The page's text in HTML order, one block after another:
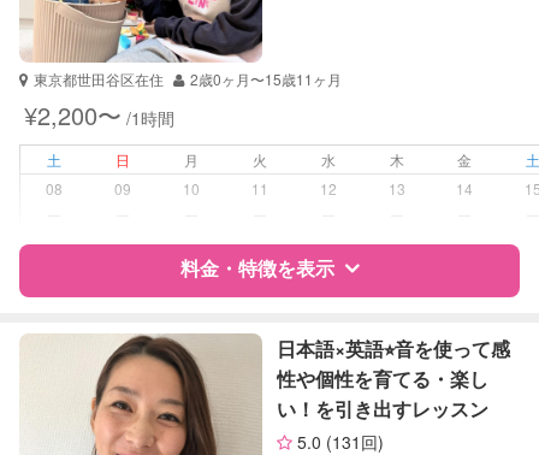
資格
企業型割引対象(旧内閣府補助対象)
自治体届出済ベビーシッター
高校受験
大学受験
中学生
高校生
国語
東京都世田谷区在住 2歳0ヶ月〜15歳11ヶ月
¥2,200〜 /1時間
土 日 月 火 水 木 金
08
09 10 11 12 13 14
料金・特徴を表示
特徴 料金 レビュー
サポートの特徴
日本語×英語⭐︎音を使って感
性や個性を育てる・楽し
い！を引き出すレッスン
5.0 (131回)